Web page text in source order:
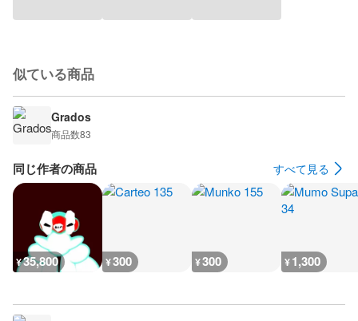
似ている商品
Grados
商品数83
同じ作者の商品 すべて見る
¥35,800 ¥300 ¥300 ¥1,300